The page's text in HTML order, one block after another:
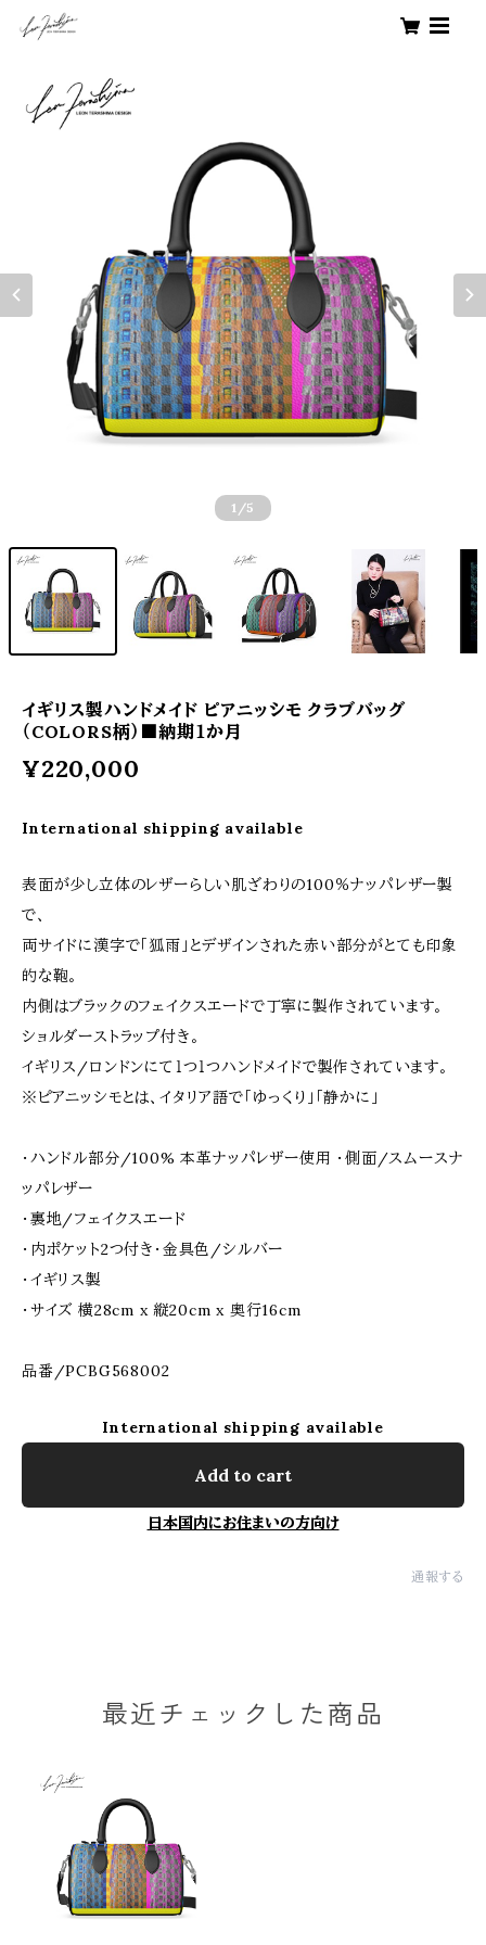
1 /5
イギリス製ハンドメイド ピアニッシモ クラブバッグ
（COLORS柄）■納期１か月
¥220,000
International shipping available
表面が少し立体のレザーらしい肌ざわりの100％ナッパレザー製
で、
両サイドに漢字で「狐雨」とデザインされた赤い部分がとても印象
的な鞄。
内側はブラックのフェイクスエードで丁寧に製作されています。
ショルダーストラップ付き。
イギリス/ロンドンにて１つ１つハンドメイドで製作されています。
※ピアニッシモとは、イタリア語で「ゆっくり」「静かに」
・ハンドル部分/100% 本革ナッパレザー使用 ・側面/スムースナ
ッパレザー
・裏地/フェイクスエード
・内ポケット2つ付き・金具色/シルバー
・イギリス製
・サイズ 横28cm x 縦20cm x 奥行16cm
品番/PCBG568002
International shipping available
Add to cart
日本国内にお住まいの方向け
通報する
最近チェックした商品